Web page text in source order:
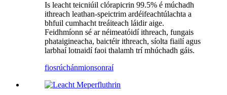
Is leacht teicniúil clórapicrin 99.5% é múchadh
ithreach leathan-speictrim ardéifeachtúlachta a
bhfuil cumhacht treáiteach láidir aige.
Feidhmíonn sé ar néimeatóidí ithreach, fungais
phataigineacha, baictéir ithreach, síolta fiailí agus
larbhaí lotnaidí faoi thalamh trí mhúchadh gáis.
fiosrúchánmionsonraí